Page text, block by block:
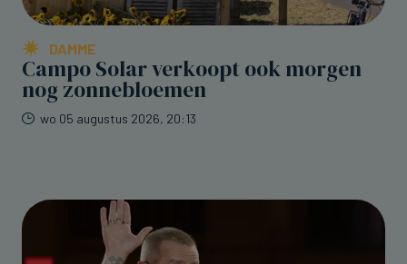
DAMME
Campo Solar verkoopt ook morgen
nog zonnebloemen
wo 05 augustus 2026, 20:13